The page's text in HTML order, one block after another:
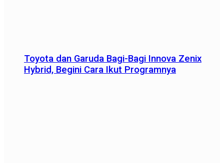
Toyota dan Garuda Bagi-Bagi Innova Zenix
Hybrid, Begini Cara Ikut Programnya